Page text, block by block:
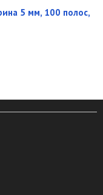
5 мм, 100 полос,